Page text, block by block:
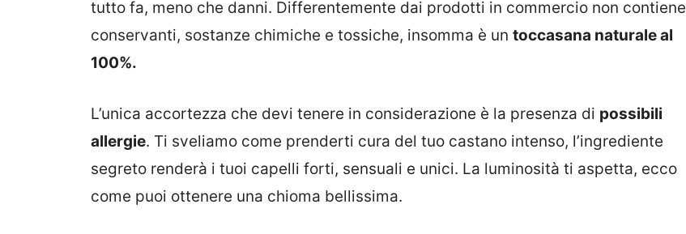
tutto fa, meno che danni. Differentemente dai prodotti in commercio non contiene
conservanti, sostanze chimiche e tossiche, insomma è un toccasana naturale al
100%.
L’unica accortezza che devi tenere in considerazione è la presenza di possibili
allergie. Ti sveliamo come prenderti cura del tuo castano intenso, l’ingrediente
segreto renderà i tuoi capelli forti, sensuali e unici. La luminosità ti aspetta, ecco
come puoi ottenere una chioma bellissima.